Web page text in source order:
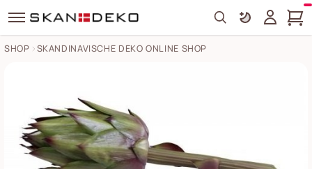
Search
SHOP SKANDINAVISCHE DEKO ONLINE SHOP